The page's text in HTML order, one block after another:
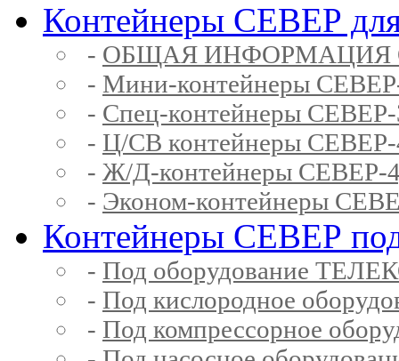
Контейнеры СЕВЕР для
- ОБЩАЯ ИНФОРМАЦИЯ
- Мини-контейнеры
- Спец-контейнеры
- Ц/СВ контейнеры
- Ж/Д-контейнеры
- Эконом-контейнеры
Контейнеры СЕВЕР
- Под оборудование
- Под кислородное
- Под компрессорное